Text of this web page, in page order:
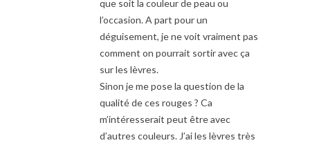
que soit la couleur de peau ou
l’occasion. A part pour un
déguisement, je ne voit vraiment pas
comment on pourrait sortir avec ça
sur les lèvres.
Sinon je me pose la question de la
qualité de ces rouges ? Ca
m’intéresserait peut être avec
d’autres couleurs. J’ai les lèvres très